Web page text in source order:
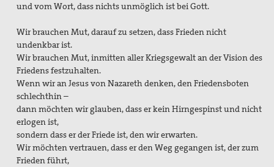
und vom Wort, dass nichts unmöglich ist bei Gott.
Wir brauchen Mut, darauf zu setzen, dass Frieden nicht
undenkbar ist.
Wir brauchen Mut, inmitten aller Kriegsgewalt an der Vision des
Friedens festzuhalten.
Wenn wir an Jesus von Nazareth denken, den Friedensboten
schlechthin –
dann möchten wir glauben, dass er kein Hirngespinst und nicht
erlogen ist,
sondern dass er der Friede ist, den wir erwarten.
Wir möchten vertrauen, dass er den Weg gegangen ist, der zum
Frieden führt,